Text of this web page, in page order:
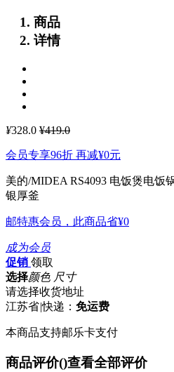
商品
详情
¥328.0 ¥419.0
会员专享96折 再减¥0元
美的/MIDEA RS4093 电饭煲电饭
银厚釜
邮特惠会员，此商品省¥0
成为会员
促销 领取
选择颜色 尺寸
请选择收货地址
江苏省|快递： 免运费
本商品支持邮乐卡支付
商品评价()查看全部评价